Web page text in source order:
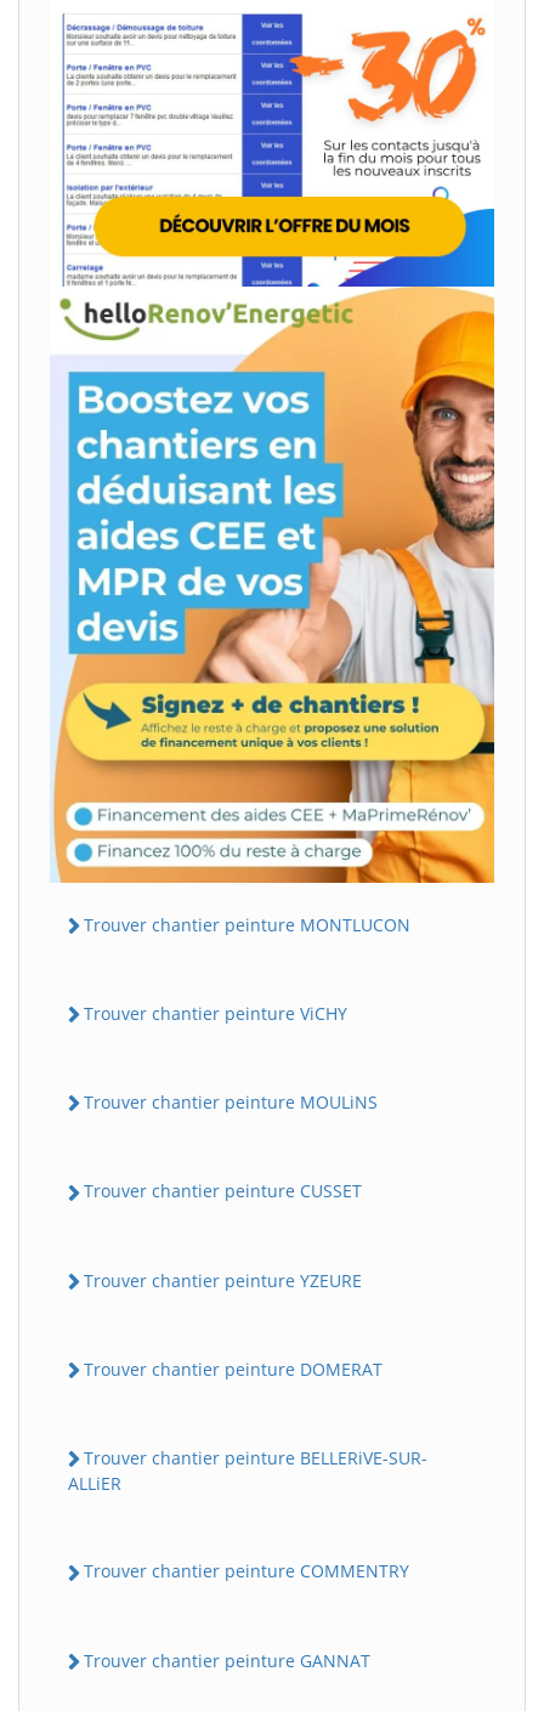
Trouver chantier peinture MONTLUCON
Trouver chantier peinture ViCHY
Trouver chantier peinture MOULiNS
Trouver chantier peinture CUSSET
Trouver chantier peinture YZEURE
Trouver chantier peinture DOMERAT
Trouver chantier peinture BELLERiVE-SUR-
ALLiER
Trouver chantier peinture COMMENTRY
Trouver chantier peinture GANNAT